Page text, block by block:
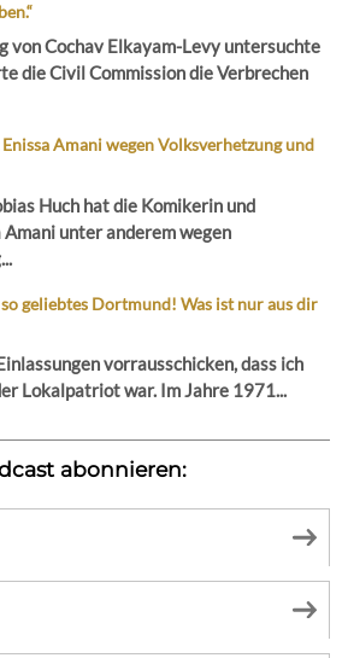
von Cochav Elkayam-Levy untersuchte
die Civil Commission die Verbrechen
Amani wegen Volksverhetzung und
Huch hat die Komikerin und
unter anderem wegen
geliebtes Dortmund! Was ist nur aus dir
vorrausschicken, dass ich
Lokalpatriot war. Im Jahre 1971...
abonnieren: